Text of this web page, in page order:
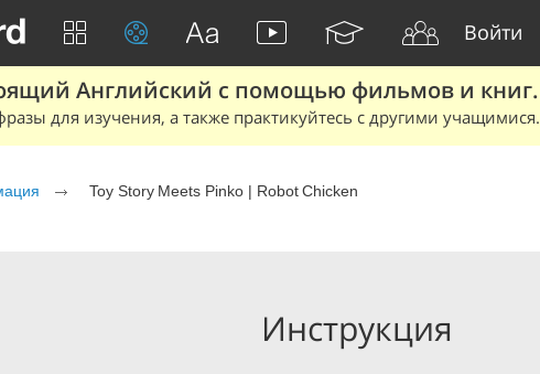
Войти
Английский с помощью фильмов и книг.
для изучения, а также практикуйтесь с другими учащимися.
Toy Story Meets Pinko | Robot Chicken
Инструкция